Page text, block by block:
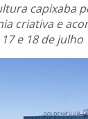
capixaba
criativa e
17 e 18 de julho